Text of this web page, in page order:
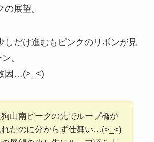
展望。
しだけ進むもピンクのリボンが見
。
因…(>_<)
狗山南ピークの先でループ橋が
れたのに分からず仕舞い…(>_<)